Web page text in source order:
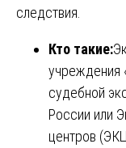
следствия.
Кто такие:
учреждения
судебной
России или
центров